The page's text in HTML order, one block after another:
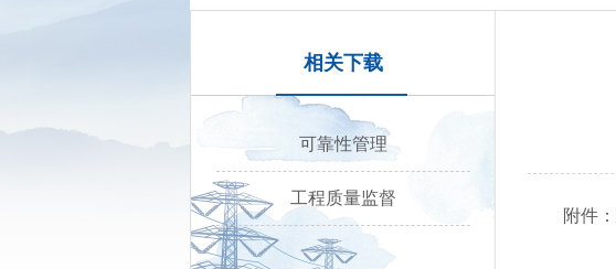
相关下载
可靠性管理
工程质量监督
附件：